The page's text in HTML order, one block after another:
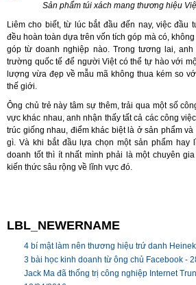
Sản phẩm túi xách mang thương hiệu
Liêm cho biết, từ lúc bắt đầu đến nay, việc đầu
đều hoàn toàn dựa trên vốn tích góp mà có,
góp từ doanh nghiệp nào. Trong tương lai,
trường quốc tế để người Việt có thể tự hào với
lượng vừa đẹp về mẫu mã không thua kém so
thế giới.
Ông chủ trẻ này tâm sự thêm, trải qua một số
vực khác nhau, anh nhận thấy tất cả các công
trúc giống nhau, điểm khác biệt là ở sản phẩm
gì. Và khi bắt đầu lựa chọn một sản phẩm hay
doanh tốt thì ít nhất mình phải là một chuyên
kiến thức sâu rộng về lĩnh vực đó.
LBL_NEWERNAME
4 bí mật làm nên thương hiệu trứ danh
3 bài học kinh doanh từ ông chủ Facebook -
Jack Ma đã thống trị công nghiệp Internet